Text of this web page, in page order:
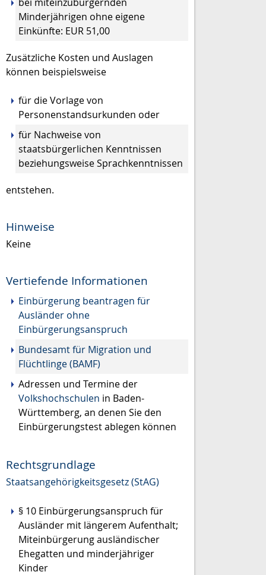
Minderjährigen ohne eigene
Einkünfte: EUR 51,00
Zusätzliche Kosten und Auslagen
können beispielsweise
für die Vorlage von
Personenstandsurkunden oder
für Nachweise von
staatsbürgerlichen Kenntnissen
beziehungsweise Sprachkenntnissen
entstehen.
Hinweise
Keine
Vertiefende Informationen
Einbürgerung beantragen für
Ausländer ohne
Einbürgerungsanspruch
Bundesamt für Migration und
Flüchtlinge (BAMF)
Adressen und Termine der
Volkshochschulen in Baden-
Württemberg, an denen Sie den
Einbürgerungstest ablegen können
Rechtsgrundlage
Staatsangehörigkeitsgesetz (StAG)
§ 10 Einbürgerungsanspruch für
Ausländer mit längerem Aufenthalt;
Miteinbürgerung ausländischer
Ehegatten und minderjähriger
Kinder